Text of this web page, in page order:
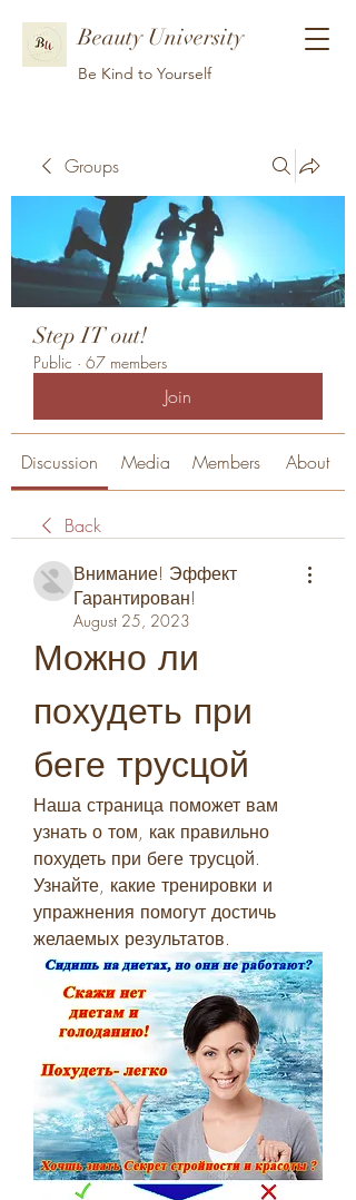
Beauty University
Be Kind to Yourself
Groups
Step IT out!
Public · 67 members
Join
Discussion Media Members About
Back
Внимание! Эффект
Гарантирован!
August 25, 2023
Можно ли
похудеть при
беге трусцой
Наша страница поможет вам
узнать о том, как правильно
похудеть при беге трусцой.
Узнайте, какие тренировки и
упражнения помогут достичь
желаемых результатов.